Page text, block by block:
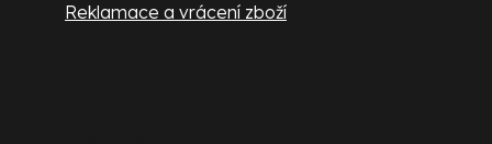
Reklamace a vrácení zboží